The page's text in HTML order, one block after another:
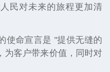
民对未来的旅程更加清
使命宣言是 "提供无缝的
为客户带来价值，同时对